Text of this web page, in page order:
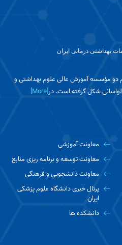
ارتقای مرتبه علمی آقای دکتر
خطرات کم‌آبی و گرمازدگی در مسیر
پزشک تغذیه برای زائران پیاده‌روی
شرایط دفاع از پایان نامه‌های
مقاطع تحصیلات تکمیلی توسط وزارت
دانشجویان شاهد و ایثارگر سال
بهداشتی درمانی ایران
در سال ۱۳۶۶ از ادغام دو مؤسسه آموزش عالی علوم بهداشتی و
شکل گرفته است. در[More]
معاونت آموزشی
معاونت توسعه و برنامه ریزی منابع
معاونت دانشجویی و فرهنگی
پرتال خبری دانشگاه علوم پزشکی
ایران
دانشکده ها